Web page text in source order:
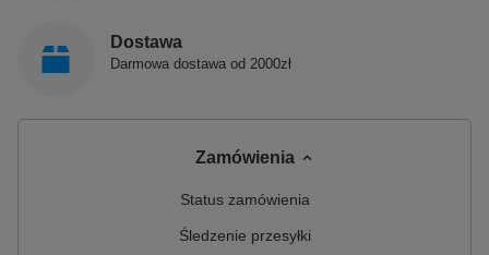
Dostawa
Darmowa dostawa od 2000zł
Zamówienia
Status zamówienia
Śledzenie przesyłki